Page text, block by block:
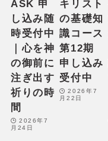
o
r
t
h
e
c
u
r
ASK 申
し込み随
時受付中
｜心を神
の御前に
注ぎ出す
祈りの時
間
2026年7
月24日
キリスト
の基礎知
識コース
第12期
申し込み
受付中
2026年7
月22日